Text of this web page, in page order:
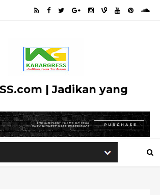
| Jadikan yang